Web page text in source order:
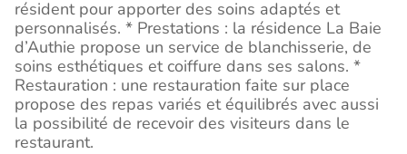
résident pour apporter des soins adaptés et
personnalisés. * Prestations : la résidence La Baie
d’Authie propose un service de blanchisserie, de
soins esthétiques et coiffure dans ses salons. *
Restauration : une restauration faite sur place
propose des repas variés et équilibrés avec aussi
la possibilité de recevoir des visiteurs dans le
restaurant.